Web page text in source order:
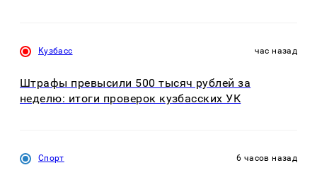
Кузбасс час назад
Штрафы превысили 500 тысяч рублей за
неделю: итоги проверок кузбасских УК
Спорт 6 часов назад